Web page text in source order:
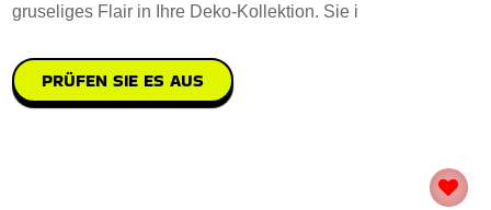
gruseliges Flair in Ihre Deko-Kollektion. Sie i
PRÜFEN SIE ES AUS